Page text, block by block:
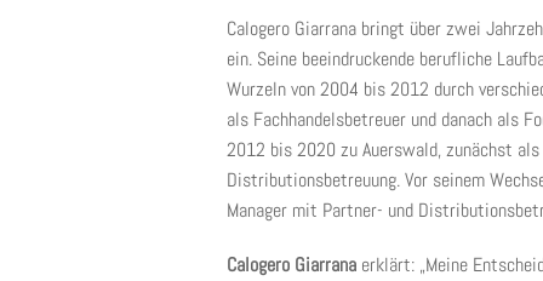
Calogero Giarrana bringt über zwei
ein. Seine beeindruckende berufliche
Wurzeln von 2004 bis 2012 durch
als Fachhandelsbetreuer und danach als
2012 bis 2020 zu Auerswald, zunächst
Distributionsbetreuung. Vor seinem
Manager mit Partner- und
Calogero Giarrana erklärt: „Meine